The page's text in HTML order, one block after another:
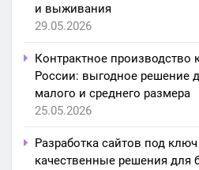
и выживания
29.05.2026
Контрактное производство
России: выгодное решение
малого и среднего размера
25.05.2026
Разработка сайтов под
качественные решения для